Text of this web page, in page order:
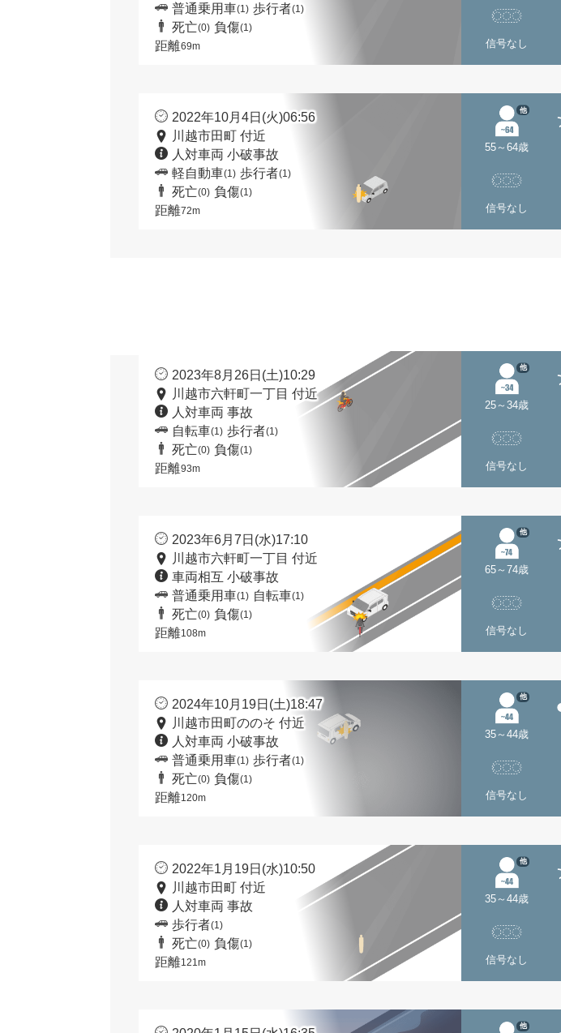
普通乗用車(1) 歩行者(1)
死亡(0) 負傷(1)
距離69m 信号なし
2022年10月4日(火)06:56
川越市田町 付近
人対車両 小破事故
軽自動車(1) 歩行者(1)
死亡(0) 負傷(1)
距離72m
55～64歳
他
信号なし
2023年8月26日(土)10:29
川越市六軒町一丁目 付近
人対車両 事故
自転車(1) 歩行者(1)
死亡(0) 負傷(1)
距離93m
25～34歳
他
信号なし
2023年6月7日(水)17:10
川越市六軒町一丁目 付近
車両相互 小破事故
普通乗用車(1) 自転車(1)
死亡(0) 負傷(1)
距離108m
65～74歳
他
信号なし
2024年10月19日(土)18:47
川越市田町ののそ 付近
人対車両 小破事故
普通乗用車(1) 歩行者(1)
死亡(0) 負傷(1)
距離120m
35～44歳
他
信号なし
2022年1月19日(水)10:50
川越市田町 付近
人対車両 事故
歩行者(1)
死亡(0) 負傷(1)
距離121m
35～44歳
他
信号なし
他